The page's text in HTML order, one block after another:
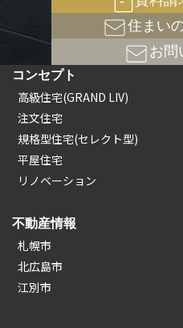
住まい
お問
コンセプト
高級住宅(GRAND LIV)
注文住宅
規格型住宅(セレクト型)
平屋住宅
リノベーション
不動産情報
札幌市
北広島市
江別市